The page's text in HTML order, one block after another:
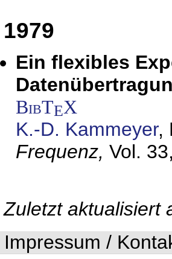
1979
Ein flexibles
BibTEX
K.-D. Kammeyer,
Frequenz, Vol.
Zuletzt aktualisiert
Impressum /